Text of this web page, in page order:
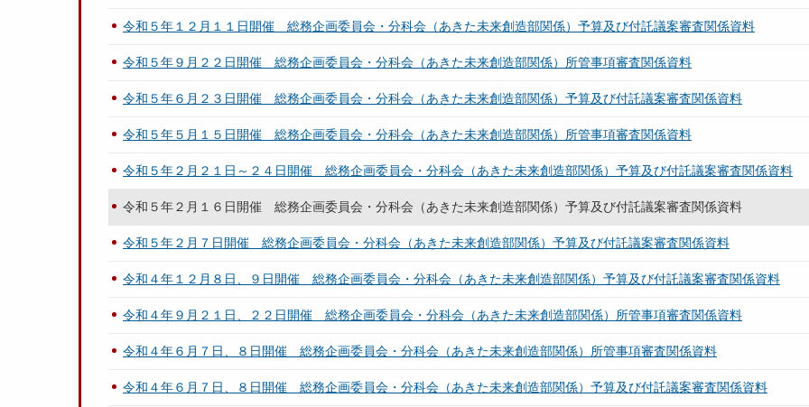
令和５年１２月１１日開催 総務企画委員会・分科会（あきた未来創造部関係）予算及び付託議案審査関係資料
令和５年９月２２日開催 総務企画委員会・分科会（あきた未来創造部関係）所管事項審査関係資料
令和５年６月２３日開催 総務企画委員会・分科会（あきた未来創造部関係）予算及び付託議案審査関係資料
令和５年５月１５日開催 総務企画委員会・分科会（あきた未来創造部関係）所管事項審査関係資料
令和５年２月２１日～２４日開催 総務企画委員会・分科会（あきた未来創造部関係）予算及び付託議案審査関係資料
令和５年２月１６日開催 総務企画委員会・分科会（あきた未来創造部関係）予算及び付託議案審査関係資料
令和５年２月７日開催 総務企画委員会・分科会（あきた未来創造部関係）予算及び付託議案審査関係資料
令和４年１２月８日、９日開催 総務企画委員会・分科会（あきた未来創造部関係）予算及び付託議案審査関係資料
令和４年９月２１日、２２日開催 総務企画委員会・分科会（あきた未来創造部関係）所管事項審査関係資料
令和４年６月７日、８日開催 総務企画委員会・分科会（あきた未来創造部関係）所管事項審査関係資料
令和４年６月７日、８日開催 総務企画委員会・分科会（あきた未来創造部関係）予算及び付託議案審査関係資料